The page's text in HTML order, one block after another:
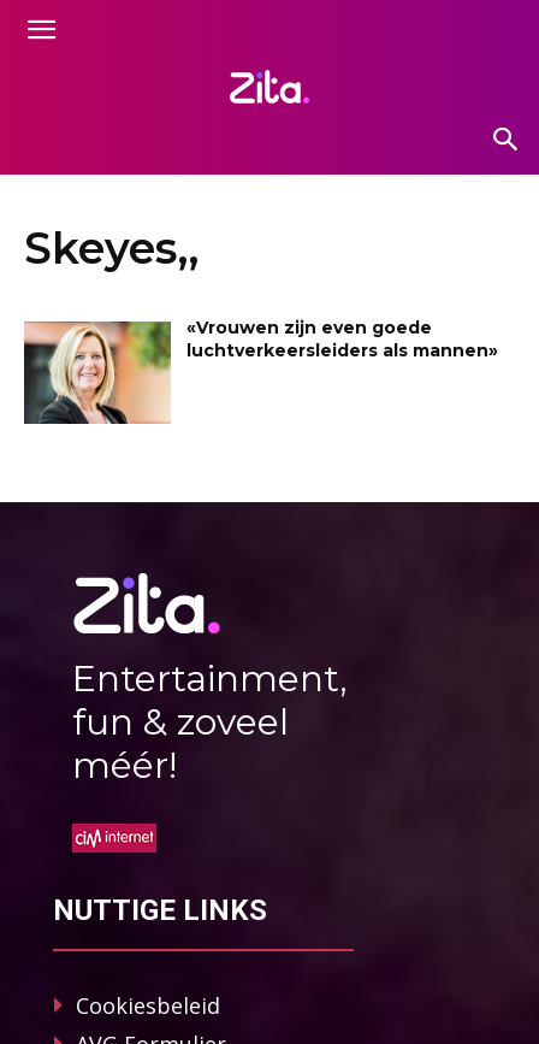
Skeyes,,
«Vrouwen zijn even goede
luchtverkeersleiders als mannen»
Entertainment,
fun & zoveel
méér!
NUTTIGE LINKS
Cookiesbeleid